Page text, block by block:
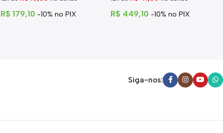
R$ 179,10 -10% no PIX R$ 449,10 -10% no PIX
Siga-nos: